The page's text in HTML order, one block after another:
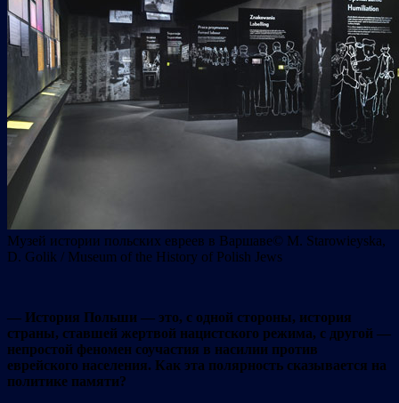
Музей истории польских евреев в Варшаве© M. Starowieyska,
D. Golik / Museum of the History of Polish Jews
— История Польши — это, с одной стороны, история
страны, ставшей жертвой нацистского режима, с другой —
непростой феномен соучастия в насилии против
еврейского населения. Как эта полярность сказывается на
политике памяти?